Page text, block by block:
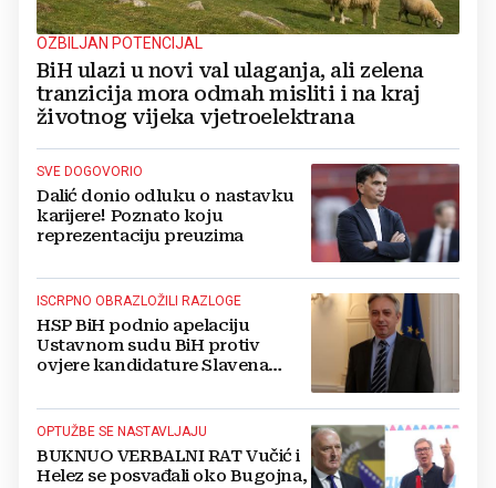
OZBILJAN POTENCIJAL
BiH ulazi u novi val ulaganja, ali zelena
tranzicija mora odmah misliti i na kraj
životnog vijeka vjetroelektrana
SVE DOGOVORIO
Dalić donio odluku o nastavku
karijere! Poznato koju
reprezentaciju preuzima
ISCRPNO OBRAZLOŽILI RAZLOGE
HSP BiH podnio apelaciju
Ustavnom sudu BiH protiv
ovjere kandidature Slavena
OPTUŽBE SE NASTAVLJAJU
BUKNUO VERBALNI RAT Vučić i
Helez se posvađali oko Bugojna,